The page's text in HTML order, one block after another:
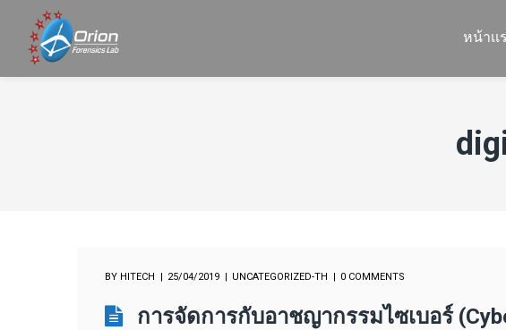
หน้าเเ
BY HITECH 25/04/2019 UNCATEGORIZED-TH 0 COMMENTS
การจัดการกับอาชญากรรมไซเบอร์